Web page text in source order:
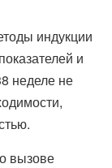
индукции
и
неделе не
вызове